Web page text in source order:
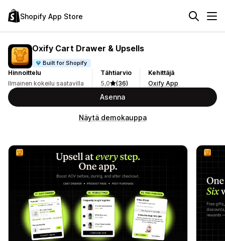
Shopify App Store
Oxify Cart Drawer & Upsells
Built for Shopify
Hinnoittelu
Ilmainen kokeilu saatavilla
Tähtiarvio
5,0
(36)
Kehittäjä
Oxify App
Asenna
Näytä demokauppa